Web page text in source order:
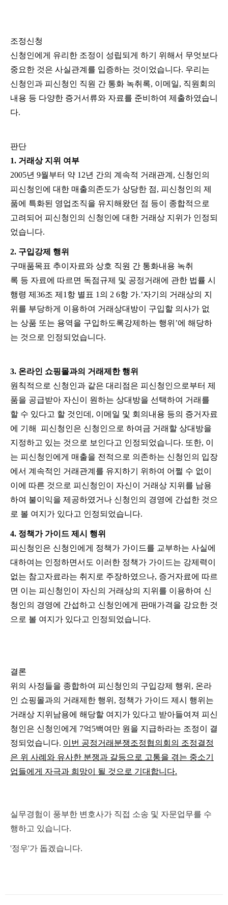
조정신청
신청인에게 유리한 조정이 성립되게 하기 위해서 무엇보다
중요한 것은 사실관계를 입증하는 것이었습니다. 우리는
신청인과 피신청인 직원 간 통화 녹취록, 이메일, 직원회의
내용 등 다양한 증거서류와 자료를 준비하여 제출하였습니
다.
판단
1. 거래상 지위 여부
2005년 9월부터 약 12년 간의 계속적 거래관계 , 신청인의
피신청인에 대한 매출의존도가 상당한 점, 피신청인의 제
품에 특화된 영업조직을 유지해왔던 점 등이
종합적으로
고려되어 피신청인의 신청인에 대한 거래상 지위가 인정되
었습니다.
2. 구입강제
행위
구매품목표 추이자료와 상호 직원 간 통화내용 녹취
록 등 자료에 따르면 독점규제 및 공정거래에 관한 법률 시
행령 제 36조 제 1 항 별표 1 의 2 6항 가.’자기의 거래상의 지
위를 부당하게 이용하여 거래상대방이 구입할 의사가 없
는 상품 또는 용역을 구입하도록강제하는 행위 ’에 해당하
는 것으로 인정되었습니다.
3. 온라인 쇼핑몰과의 거래제한 행위
원칙적으로 신청인과 같은 대리점은 피신청인으로부터 제
품을 공급받아 자신이 원하는 상대방을 선택하여 거래를
할 수 있다고 할 것인데 , 이메일 및 회의내용 등의 증거자료
에 기해 피신청인은 신청인으로 하여금 거래할 상대방을
지정하고 있는 것으로 보인다고 인정되었습니다. 또한, 이
는 피신청인에게 매출을 전적으로 의존하는 신청인의 입장
에서 계속적인 거래관계를 유지하기 위하여 어쩔 수 없이
이에 따른 것으로 피신청인이 자신이 거래상 지위를 남용
하여 불이익을 제공하였거나 신청인의 경영에 간섭한 것으
로 볼 여지가 있다고 인정되었습니다.
4. 정책가 가이드 제시
행위
피신청인은 신청인에게 정책가 가이드를 교부하는 사실에
대하여는 인정하면서도 이러한 정책가 가이드는 강제력이
없는 참고자료라는 취지로 주장하였으나, 증거자료에 따르
면 이는 피신청인이 자신의 거래상의 지위를 이용하여 신
청인의 경영에 간섭하고 신청인에게 판매가격을 강요한 것
으로 볼 여지가 있다고 인정되었습니다.
결론
위의 사정들을 종합하여 피신청인의 구입강제 행위, 온라
인 쇼핑몰과의 거래제한 행위, 정책가 가이드 제시 행위는
거래상 지위남용에 해당할 여지가 있다고 받아들여져 피신
청인은 신청인에게 7억5백여만 원을 지급하라는 조정이 결
정되었습니다. 이번 공정거래분쟁조정협의회의 조정결정
은 위 사례와 유사한 분쟁과 갈등으로 고통을 겪는 중소기
업들에게 자극과 희망이 될 것으로 기대합니다.
실무경험이 풍부한 변호사가 직접 소송 및 자문업무를 수
행하고 있습니다.
'정우'가 돕겠습니다.